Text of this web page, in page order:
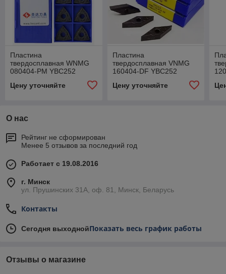
Пластина
твердосплавная WNMG
080404-PM YBC252
Цену уточняйте
Пластина
твердосплавная VNMG
160404-DF YBC252
Цену уточняйте
О нас
Рейтинг не сформирован
Менее 5 отзывов за последний год
Работает с 19.08.2016
г. Минск
ул. Прушинских 31А, оф. 81, Минск, Беларусь
Контакты
Сегодня выходнойПоказать весь график работы
Отзывы о магазине